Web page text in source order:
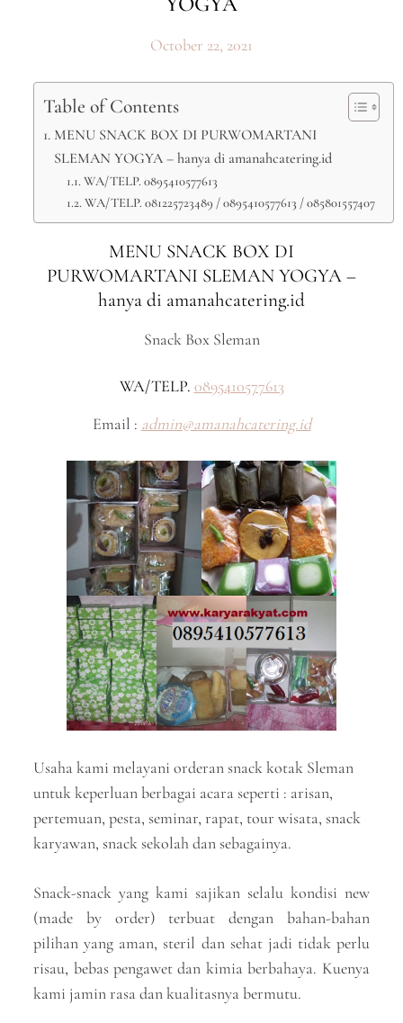
October 22, 2021
Table of Contents
MENU SNACK BOX DI PURWOMARTANI
SLEMAN YOGYA – hanya di amanahcatering.id
WA/TELP. 0895410577613
WA/TELP. 081225723489 / 0895410577613 / 085801557407
MENU SNACK BOX DI
PURWOMARTANI SLEMAN YOGYA –
hanya di amanahcatering.id
Snack Box Sleman
WA/TELP. 0895410577613
Email : admin@amanahcatering.id
Usaha kami melayani orderan snack kotak Sleman
untuk keperluan berbagai acara seperti : arisan,
pertemuan, pesta, seminar, rapat, tour wisata, snack
karyawan, snack sekolah dan sebagainya.
Snack-snack yang kami sajikan selalu kondisi new
(made by order) terbuat dengan bahan-bahan
pilihan yang aman, steril dan sehat jadi tidak perlu
risau, bebas pengawet dan kimia berbahaya. Kuenya
kami jamin rasa dan kualitasnya bermutu.